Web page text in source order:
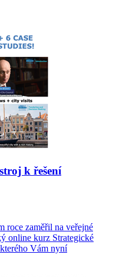
k řešení
roce zaměřil na veřejné
online kurz Strategické
Vám nyní